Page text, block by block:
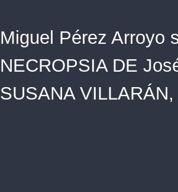
Miguel Pérez Arroyo
NECROPSIA DE
SUSANA